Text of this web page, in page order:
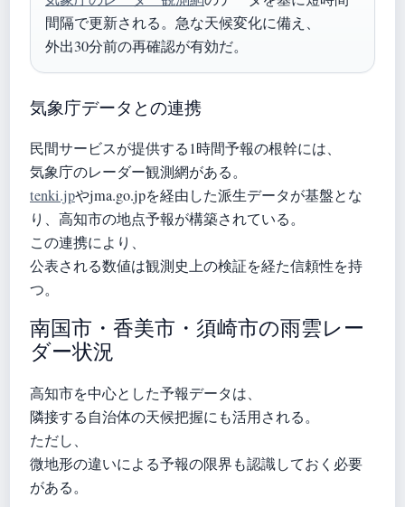
間隔で更新される。急な天候変化に備え、
外出30分前の再確認が有効だ。
気象庁データとの連携
民間サービスが提供する1時間予報の根幹には、
気象庁のレーダー観測網がある。
tenki.jpやjma.go.jpを経由した派生データが基盤とな
り、高知市の地点予報が構築されている。
この連携により、
公表される数値は観測史上の検証を経た信頼性を持
つ。
南国市・香美市・須崎市の雨雲レー
ダー状況
高知市を中心とした予報データは、
隣接する自治体の天候把握にも活用される。
ただし、
微地形の違いによる予報の限界も認識しておく必要
がある。